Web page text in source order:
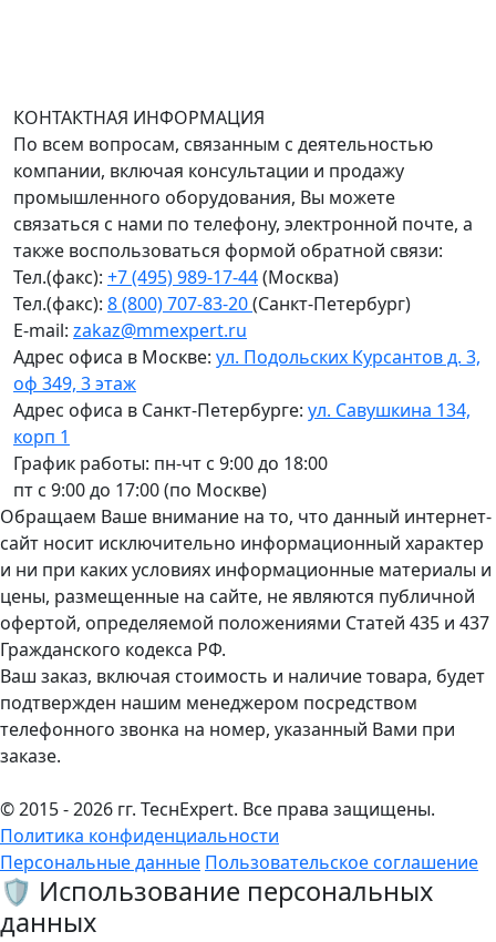
КОНТАКТНАЯ ИНФОРМАЦИЯ
По всем вопросам, связанным с деятельностью
компании, включая консультации и продажу
промышленного оборудования, Вы можете
связаться с нами по телефону, электронной почте, а
также воспользоваться формой обратной связи:
Тел.(факс): +7 (495) 989-17-44(Москва)
Тел.(факс): 8 (800) 707-83-20(Санкт-Петербург)
E-mail: zakaz@mmexpert.ru
Адрес офиса в Москве: ул. Подольских Курсантов д. 3,
оф 349, 3 этаж
Адрес офиса в Санкт-Петербурге: ул. Савушкина 134,
корп 1
График работы: пн-чт с 9:00 до 18:00
пт с 9:00 до 17:00 (по Москве)
Обращаем Ваше внимание на то, что данный интернет-
сайт носит исключительно информационный характер
и ни при каких условиях информационные материалы и
цены, размещенные на сайте, не являются публичной
офертой, определяемой положениями Статей 435 и 437
Гражданского кодекса РФ.
Ваш заказ, включая стоимость и наличие товара, будет
подтвержден нашим менеджером посредством
телефонного звонка на номер, указанный Вами при
заказе.
© 2015 - 2026 гг. ТеcнExpert. Все права защищены.
Политика конфиденциальности
Персональные данные Пользовательское соглашение
🛡️ Использование персональных
данных